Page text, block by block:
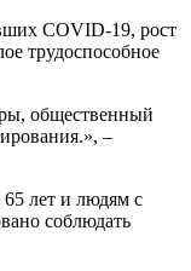
COVID-19, рост
трудоспособное
общественный
–
лет и людям с
соблюдать